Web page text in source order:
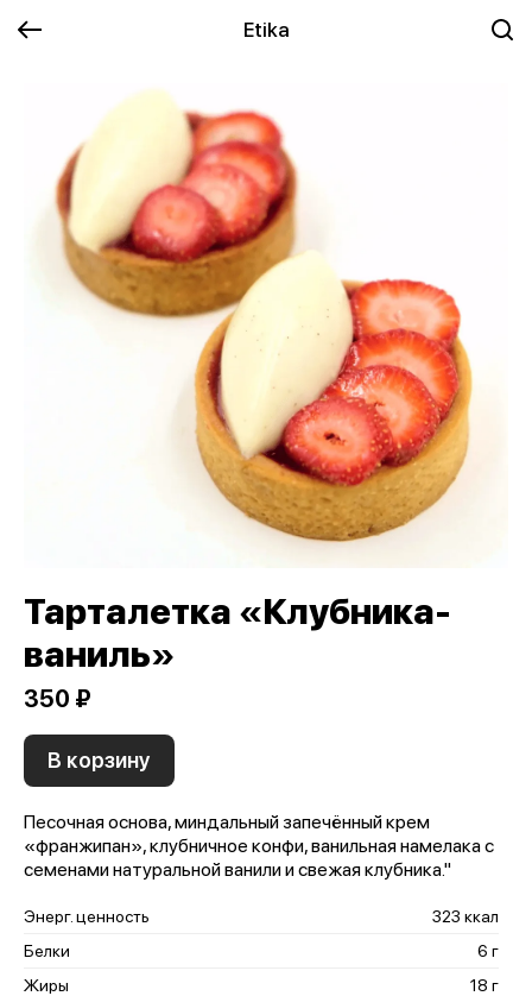
Etika
Тарталетка «Клубника-
ваниль»
350 ₽
В корзину
Песочная основа, миндальный запечённый крем
«франжипан», клубничное конфи, ванильная намелака с
семенами натуральной ванили и свежая клубника."
Энерг. ценность
323 ккал
Белки
6 г
Жиры
18 г